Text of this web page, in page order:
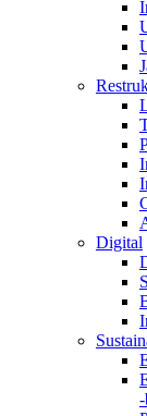
Digital